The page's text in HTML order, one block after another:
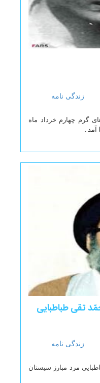
زندگی نامه
گرم چهارم خرداد ماه
تقی طباطبایی
زندگی نامه
مرد مبارز سیستان